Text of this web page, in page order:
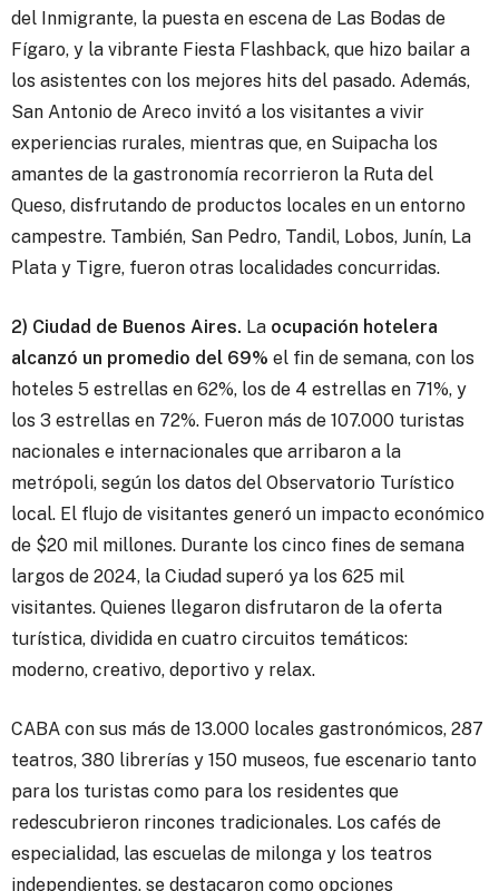
del Inmigrante, la puesta en escena de Las Bodas de
Fígaro, y la vibrante Fiesta Flashback, que hizo bailar a
los asistentes con los mejores hits del pasado. Además,
San Antonio de Areco invitó a los visitantes a vivir
experiencias rurales, mientras que, en Suipacha los
amantes de la gastronomía recorrieron la Ruta del
Queso, disfrutando de productos locales en un entorno
campestre. También, San Pedro, Tandil, Lobos, Junín, La
Plata y Tigre, fueron otras localidades concurridas.
2) Ciudad de Buenos Aires. La ocupación hotelera
alcanzó un promedio del 69% el fin de semana, con los
hoteles 5 estrellas en 62%, los de 4 estrellas en 71%, y
los 3 estrellas en 72%. Fueron más de 107.000 turistas
nacionales e internacionales que arribaron a la
metrópoli, según los datos del Observatorio Turístico
local. El flujo de visitantes generó un impacto económico
de $20 mil millones. Durante los cinco fines de semana
largos de 2024, la Ciudad superó ya los 625 mil
visitantes. Quienes llegaron disfrutaron de la oferta
turística, dividida en cuatro circuitos temáticos:
moderno, creativo, deportivo y relax.
CABA con sus más de 13.000 locales gastronómicos, 287
teatros, 380 librerías y 150 museos, fue escenario tanto
para los turistas como para los residentes que
redescubrieron rincones tradicionales. Los cafés de
especialidad, las escuelas de milonga y los teatros
independientes, se destacaron como opciones